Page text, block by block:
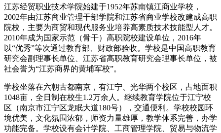
江苏经贸职业技术学院始建于1952年苏南镇江商业学校，
2002年由江苏商业管理干部学院和江苏省商业学校改建成高职
院校，主要为商贸和现代服务业培养高素质技术技能型人才。
2010年成为国家示范（骨干）高职院校建设单位，2016年
以“优秀”等次通过教育部、财政部验收。学校是中国高职教育
研究会副理事长单位、江苏省高职教育研究会理事长单位，被
社会誉为“江苏商界的黄埔军校”。
学校坐落在六朝古都南京，有江宁、光华两个校区，占地面积
1048亩，全日制在校生1.2万余人。继续教育学院位于江宁校
区（南京市江宁区龙眠大道180号），交通便利。学校校园环
境优美，文化氛围浓郁，师资力量雄厚，教学体系完善，办学
功能完备。学校设有会计学院、工商管理学院、贸易与物流学